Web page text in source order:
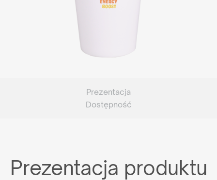
Prezentacja
Dostępność
Prezentacja produktu